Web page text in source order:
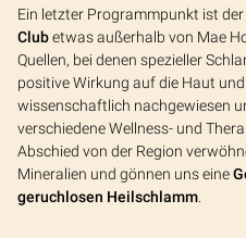
Ein letzter Programmpunkt ist
Clubetwas außerhalb von Mae
Quellen, bei denen spezieller
positive Wirkung auf die Haut
wissenschaftlich nachgewiesen
verschiedene Wellness- und
Abschied von der Region
Mineralien und gönnen uns eine
geruchlosen Heilschlamm.